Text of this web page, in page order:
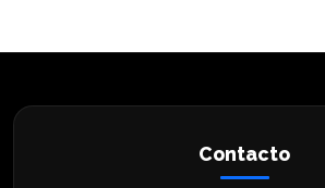
Contacto